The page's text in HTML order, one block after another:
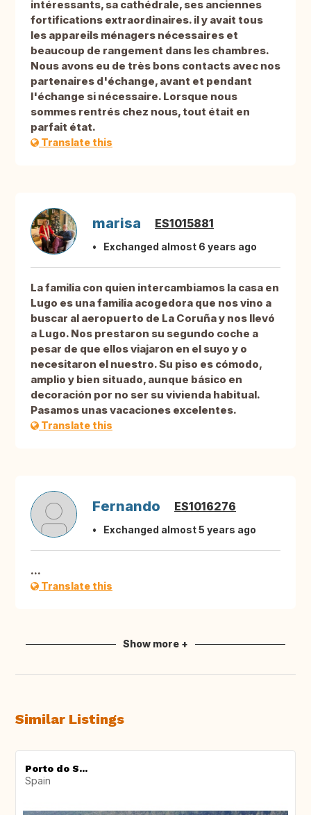
intéressants, sa cathédrale, ses anciennes
fortifications extraordinaires. il y avait tous
les appareils ménagers nécessaires et
beaucoup de rangement dans les chambres.
Nous avons eu de très bons contacts avec nos
partenaires d'échange, avant et pendant
l'échange si nécessaire. Lorsque nous
sommes rentrés chez nous, tout était en
parfait état.
Translate this
marisa ES1015881
Exchanged almost 6 years ago
La familia con quien intercambiamos la casa en
Lugo es una familia acogedora que nos vino a
buscar al aeropuerto de La Coruña y nos llevó
a Lugo. Nos prestaron su segundo coche a
pesar de que ellos viajaron en el suyo y o
necesitaron el nuestro. Su piso es cómodo,
amplio y bien situado, aunque básico en
decoración por no ser su vivienda habitual.
Pasamos unas vacaciones excelentes.
Translate this
Fernando ES1016276
Exchanged almost 5 years ago
...
Translate this
Show more +
Similar Listings
Porto do S...
Spain